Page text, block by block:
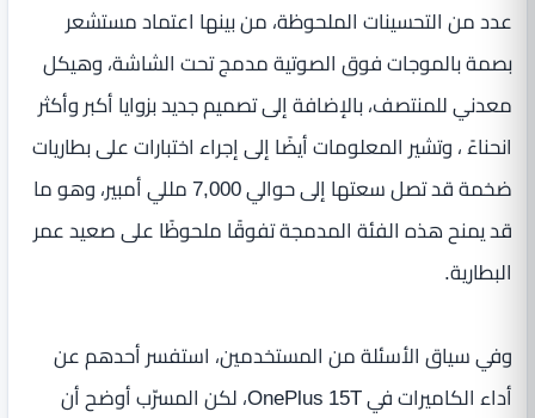
عدد من التحسينات الملحوظة، من بينها اعتماد مستشعر
بصمة بالموجات فوق الصوتية مدمج تحت الشاشة، وهيكل
معدني للمنتصف، بالإضافة إلى تصميم جديد بزوايا أكبر وأكثر
انحناءً ، وتشير المعلومات أيضًا إلى إجراء اختبارات على بطاريات
ضخمة قد تصل سعتها إلى حوالي 7,000 مللي أمبير، وهو ما
قد يمنح هذه الفئة المدمجة تفوقًا ملحوظًا على صعيد عمر
البطارية.
وفي سياق الأسئلة من المستخدمين، استفسر أحدهم عن
أداء الكاميرات في OnePlus 15T، لكن المسرّب أوضح أن